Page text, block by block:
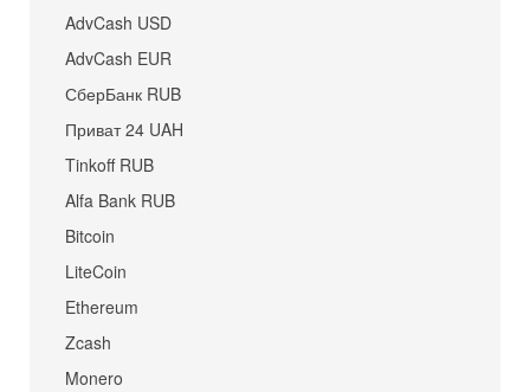
AdvCash USD
AdvCash EUR
СберБанк RUB
Приват 24 UAH
Tinkoff RUB
Alfa Bank RUB
Bitcoin
LiteCoin
Ethereum
Zcash
Monero